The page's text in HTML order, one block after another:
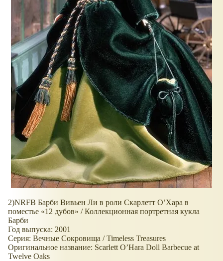
2)NRFB Барби Вивьен Ли в роли Скарлетт О’Хара в
поместье «12 дубов» / Коллекционная портретная кукла
Барби
Год выпуска: 2001
Серия: Вечные Сокровища / Timeless Treasures
Оригинальное название: Scarlett O’Hara Doll Barbecue at
Twelve Oaks